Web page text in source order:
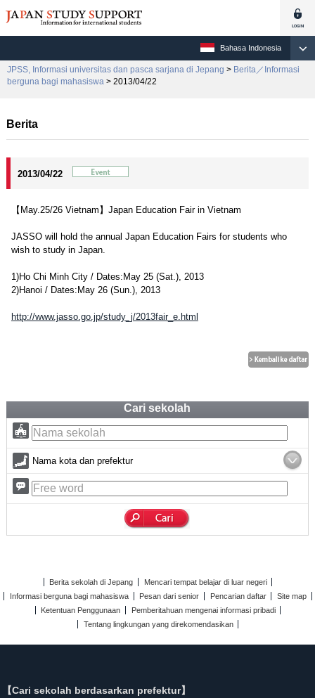
Bahasa Indonesia
JPSS, Informasi universitas dan pasca sarjana di Jepang > Berita／Informasi
berguna bagi mahasiswa > 2013/04/22
Berita
2013/04/22
【May.25/26 Vietnam】Japan Education Fair in Vietnam
JASSO will hold the annual Japan Education Fairs for students who
wish to study in Japan.
1)Ho Chi Minh City / Dates:May 25 (Sat.), 2013
2)Hanoi / Dates:May 26 (Sun.), 2013
http://www.jasso.go.jp/study_j/2013fair_e.html
Cari sekolah
Nama kota dan prefektur
Berita sekolah di Jepang
Mencari tempat belajar di luar negeri
Informasi berguna bagi mahasiswa
Pesan dari senior Pencarian daftar
Site map
Ketentuan Penggunaan
Pemberitahuan mengenai informasi pribadi
Tentang lingkungan yang direkomendasikan
【Cari sekolah berdasarkan prefektur】